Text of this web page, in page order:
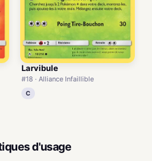
Larvibule
#18 · Alliance Infaillible
C
d'usage